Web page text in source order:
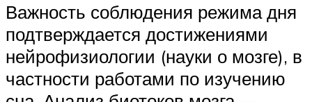
Важность соблюдения режима дня
подтверждается достижениями
нейрофизиологии (науки о мозге), в
частности работами по изучению